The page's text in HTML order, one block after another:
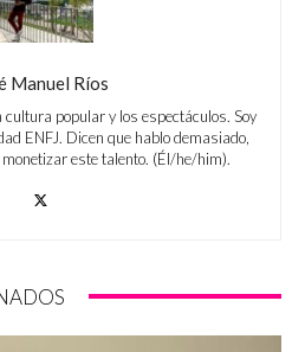
Manuel Ríos
cultura popular y los espectáculos. Soy
ENFJ. Dicen que hablo demasiado,
este talento. (Él/he/him).